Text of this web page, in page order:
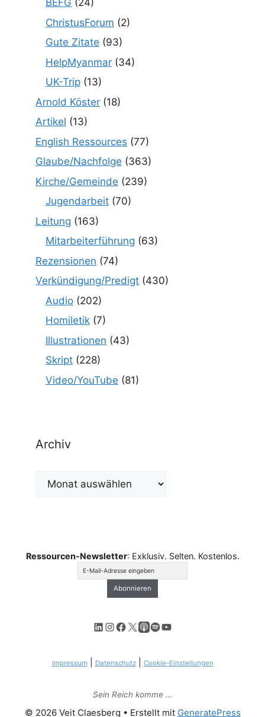
BEFG (24)
ChristusForum (2)
Gute Zitate (93)
HelpMyanmar (34)
UK-Trip (13)
Arnold Köster (18)
Artikel (13)
English Ressources (77)
Glaube/Nachfolge (363)
Kirche/Gemeinde (239)
Jugendarbeit (70)
Leitung (163)
Mitarbeiterführung (63)
Rezensionen (74)
Verkündigung/Predigt (430)
Audio (202)
Homiletik (7)
Illustrationen (43)
Skript (228)
Video/YouTube (81)
Archiv
Archiv
Ressourcen-Newsletter: Exklusiv. Selten. Kostenlos.
LinkedIn
Instagram
Facebook
X Apple Podcasts
Spotify
YouTube
Impressum| Datenschutz| Cookie-Einstellungen
Sein Reich komme …
© 2026 Veit Claesberg • Erstellt mit GeneratePress